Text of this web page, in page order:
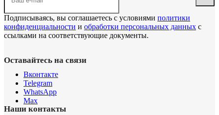
Подписываясь, вы соглашаетесь с условиями политики
конфиденциальности и обработки персональных данных с
ссылками на соответствующие документы.
Оставайтесь на связи
Вконтакте
Telegram
WhatsApp
Max
Наши контакты